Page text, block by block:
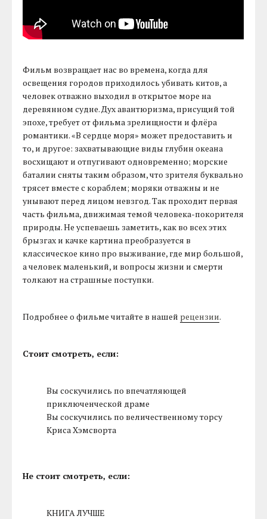
Фильм возвращает нас во времена, когда для
освещения городов приходилось убивать китов, а
человек отважно выходил в открытое море на
деревянном судне. Дух авантюризма, присущий той
эпохе, требует от фильма зрелищности и флёра
романтики. «В сердце моря» может предоставить и
то, и другое: захватывающие виды глубин океана
восхищают и отпугивают одновременно; морские
баталии сняты таким образом, что зрителя буквально
трясет вместе с кораблем; моряки отважны и не
унывают перед лицом невзгод. Так проходит первая
часть фильма, движимая темой человека-покорителя
природы. Не успеваешь заметить, как во всех этих
брызгах и качке картина преобразуется в
классическое кино про выживание, где мир большой,
а человек маленький, и вопросы жизни и смерти
толкают на страшные поступки.
Подробнее о фильме читайте в нашей рецензии.
Стоит смотреть, если:
Вы соскучились по впечатляющей
приключенческой драме
Вы соскучились по величественному торсу
Криса Хэмсворта
Не стоит смотреть, если:
КНИГА ЛУЧШЕ